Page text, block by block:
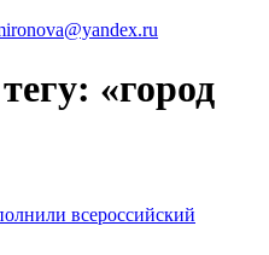
«город
всероссийский